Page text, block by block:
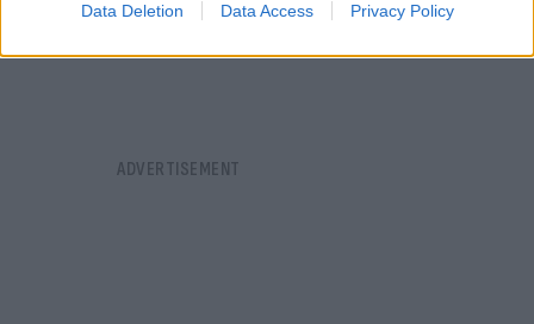
Data Deletion Data Access Privacy Policy